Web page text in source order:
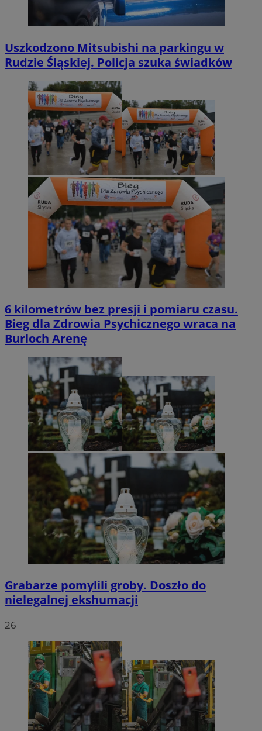
Uszkodzono Mitsubishi na parkingu w
Rudzie Śląskiej. Policja szuka świadków
6 kilometrów bez presji i pomiaru czasu.
Bieg dla Zdrowia Psychicznego wraca na
Burloch Arenę
Grabarze pomylili groby. Doszło do
nielegalnej ekshumacji
26